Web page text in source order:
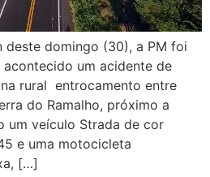
deste domingo (30), a PM foi
um acidente de
rural entrocamento entre
do Ramalho, próximo a
um veículo Strada de cor
e uma motocicleta
[…]